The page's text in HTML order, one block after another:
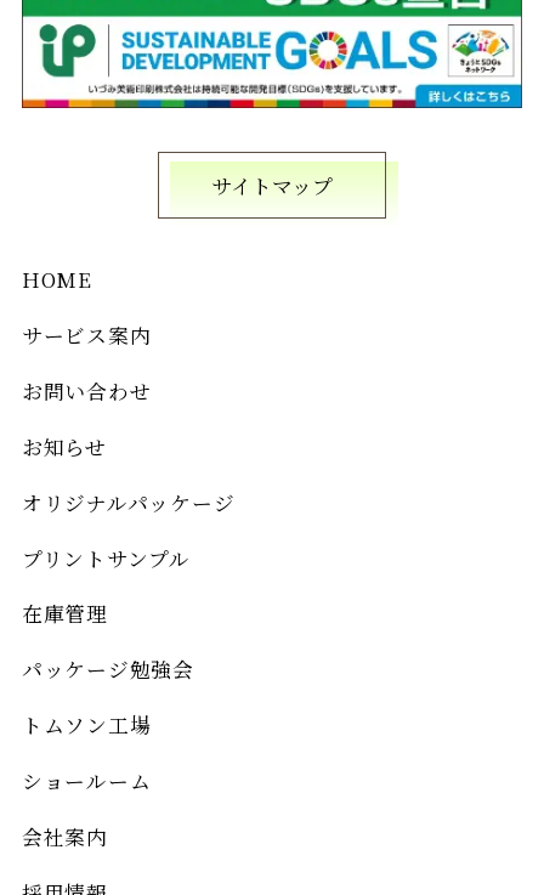
HOME
サービス案内
お問い合わせ
お知らせ
オリジナルパッケージ
プリントサンプル
在庫管理
パッケージ勉強会
トムソン工場
ショールーム
会社案内
サイトマップ